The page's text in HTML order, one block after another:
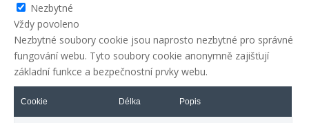
Nezbytné
Vždy povoleno
Nezbytné soubory cookie jsou naprosto nezbytné pro správné
fungování webu. Tyto soubory cookie anonymně zajišťují
základní funkce a bezpečnostní prvky webu.
Cookie Délka Popis